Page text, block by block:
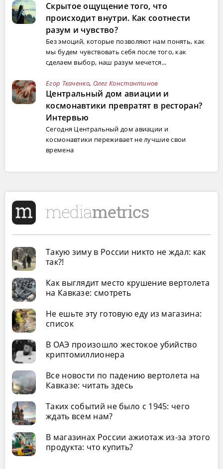
Скрытое ощущение того, что
происходит внутри. Как соотнести
разум и чувство?
Без эмоций, которые позволяют нам понять, как
мы будем чувствовать себя после того, как
сделаем выбор, наш разум мечется...
Егор Ткаченко, Олег Константинов
Центральный дом авиации и
космонавтики превратят в ресторан?
Интервью
Сегодня Центральный дом авиации и
космонавтики переживает не лучшие свои
времена
Такую зиму в России никто не ждал: как
так?!
Как выглядит место крушение вертолета
на Кавказе: смотреть
Не ешьте эту готовую еду из магазина:
список
В ОАЭ произошло жестокое убийство
криптомиллионера
Все новости по падению вертолета на
Кавказе: читать здесь
Таких событий не было с 1945: чего
ждать всем нам?
В магазинах России ажиотаж из-за этого
продукта: что купить?